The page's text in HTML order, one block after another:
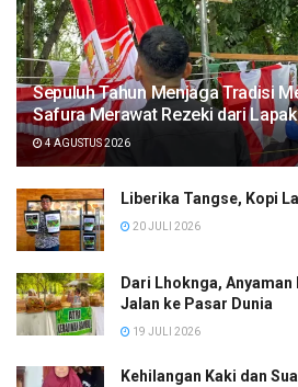
Sepuluh Tahun Menjaga Tradisi
Safura Merawat Rezeki dari
4 AGUSTUS 2026
Liberika Tangse, Kopi
20 JULI 2026
Dari Lhoknga,
Jalan ke Pasar Dunia
19 JULI 2026
Kehilangan Kaki dan